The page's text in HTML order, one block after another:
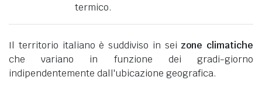
termico.
Il territorio italiano è suddiviso in sei zone climatiche
che variano in funzione dei gradi-giorno
indipendentemente dall'ubicazione geografica.